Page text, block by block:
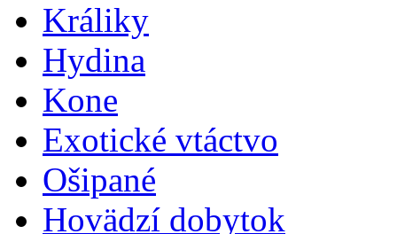
Králiky
Hydina
Kone
Exotické vtáctvo
Ošipané
Hovädzí dobytok